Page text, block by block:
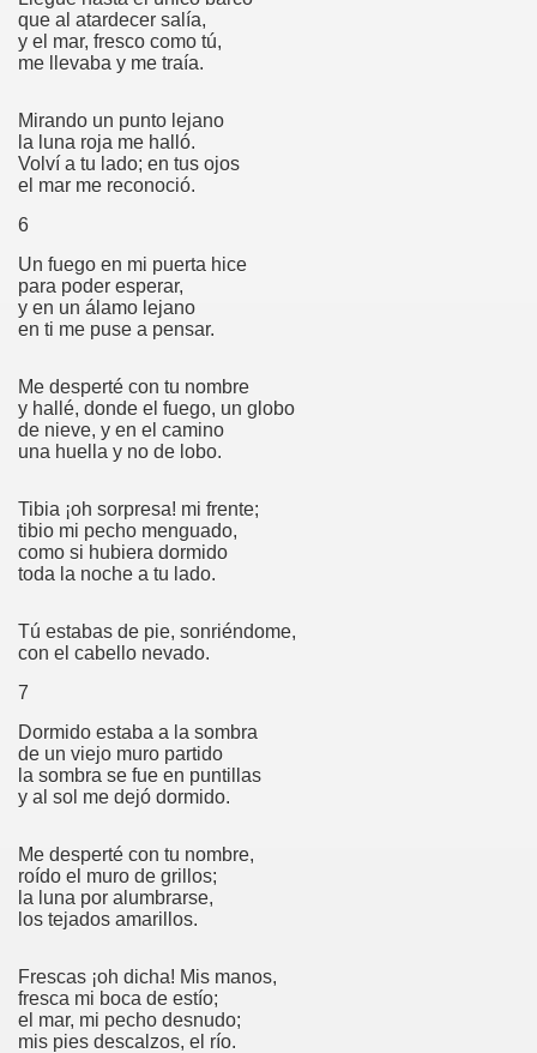
que al atardecer salía,
y el mar, fresco como tú,
me llevaba y me traía.
Mirando un punto lejano
la luna roja me halló.
Volví a tu lado; en tus ojos
el mar me reconoció.
6
Un fuego en mi puerta hice
para poder esperar,
y en un álamo lejano
en ti me puse a pensar.
Me desperté con tu nombre
y hallé, donde el fuego, un globo
de nieve, y en el camino
una huella y no de lobo.
Tibia ¡oh sorpresa! mi frente;
tibio mi pecho menguado,
como si hubiera dormido
toda la noche a tu lado.
Tú estabas de pie, sonriéndome,
con el cabello nevado.
7
Dormido estaba a la sombra
de un viejo muro partido
la sombra se fue en puntillas
y al sol me dejó dormido.
Me desperté con tu nombre,
roído el muro de grillos;
la luna por alumbrarse,
los tejados amarillos.
Frescas ¡oh dicha! Mis manos,
fresca mi boca de estío;
el mar, mi pecho desnudo;
mis pies descalzos, el río.
a Dios